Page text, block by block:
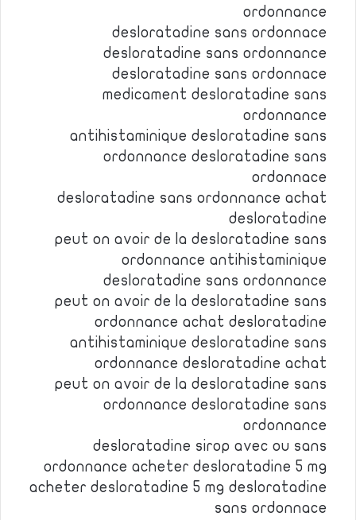
ordonnance
desloratadine sans ordonnace
desloratadine sans ordonnance
desloratadine sans ordonnace
medicament desloratadine sans
ordonnance
antihistaminique desloratadine sans
ordonnance desloratadine sans
ordonnace
desloratadine sans ordonnance achat
desloratadine
peut on avoir de la desloratadine sans
ordonnance antihistaminique
desloratadine sans ordonnance
peut on avoir de la desloratadine sans
ordonnance achat desloratadine
antihistaminique desloratadine sans
ordonnance desloratadine achat
peut on avoir de la desloratadine sans
ordonnance desloratadine sans
ordonnance
desloratadine sirop avec ou sans
ordonnance acheter desloratadine 5 mg
acheter desloratadine 5 mg desloratadine
sans ordonnace